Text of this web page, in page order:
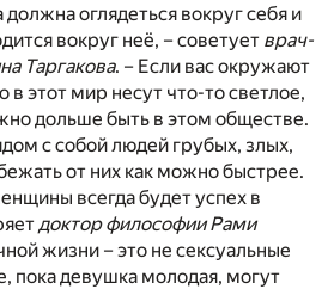
оглядеться вокруг себя и
вокруг неё, – советует врач-
Таргакова. – Если вас окружают
в этот мир несут что-то светлое,
дольше быть в этом обществе.
с собой людей грубых, злых,
от них как можно быстрее.
всегда будет успех в
доктор философии Рами
жизни – это не сексуальные
пока девушка молодая, могут